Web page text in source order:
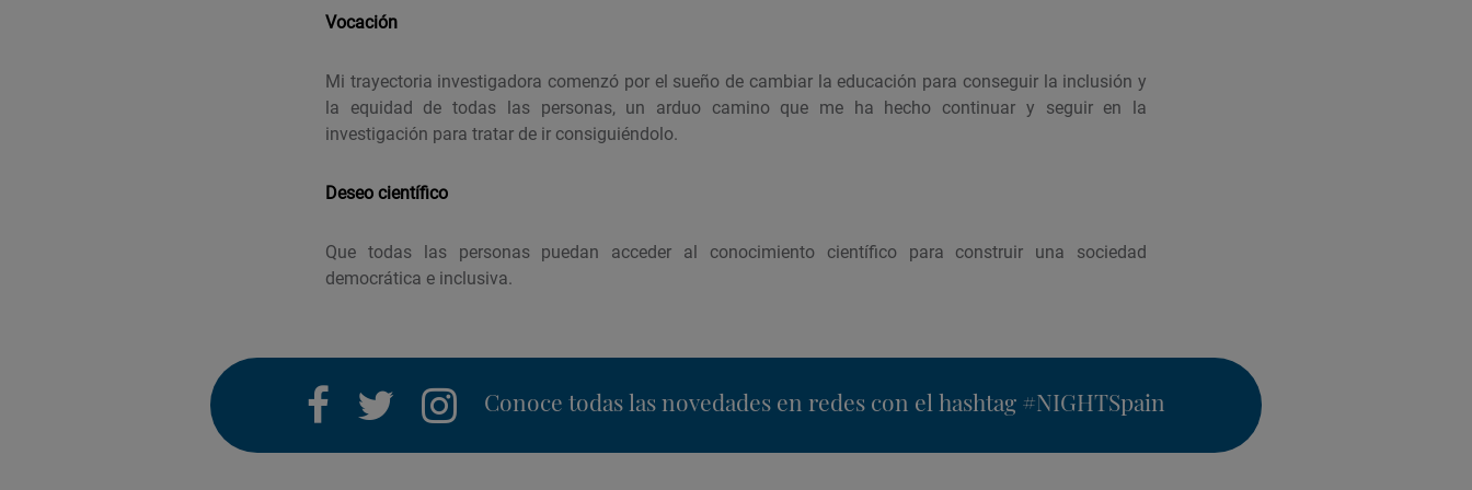
Vocación
Mi trayectoria investigadora comenzó por el sueño de cambiar la educación para conseguir la inclusión y
la equidad de todas las personas, un arduo camino que me ha hecho continuar y seguir en la
investigación para tratar de ir consiguiéndolo.
Deseo científico
Que todas las personas puedan acceder al conocimiento científico para construir una sociedad
democrática e inclusiva.
facebooktwitter instagram
Conoce todas las novedades en redes con el hashtag #NIGHTSpain